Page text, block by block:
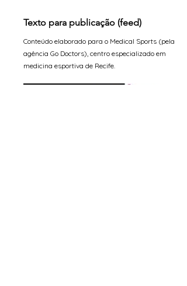
Texto para publicação (feed)
Conteúdo elaborado para o Medical Sports (pela
agência Go Doctors), centro especializado em
medicina esportiva de Recife.